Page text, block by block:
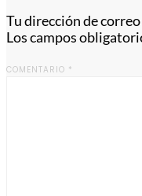
Tu dirección de
Los campos
COMENTARIO *